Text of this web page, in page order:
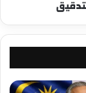
قبيل
بالدعاء بدلا
في الآخرة.
ذلك
على البقاء
يلزم